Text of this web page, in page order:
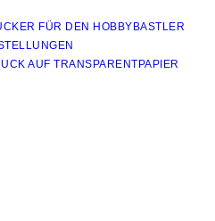
FÜR DEN HOBBYBASTLER
AUF TRANSPARENTPAPIER